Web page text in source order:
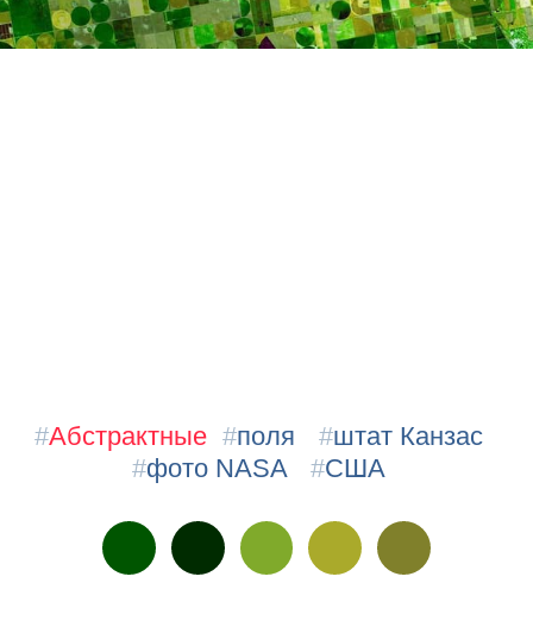
#Абстрактные #поля #штат Канзас
#фото NASA #США